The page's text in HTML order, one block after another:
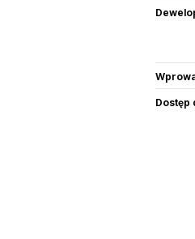
Dostęp